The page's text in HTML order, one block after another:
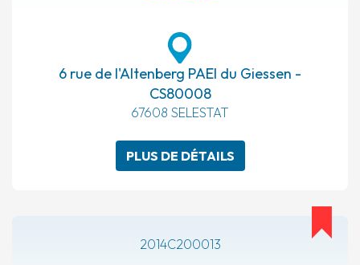
6 rue de l'Altenberg PAEI du Giessen -
CS80008
67608 SELESTAT
PLUS DE DÉTAILS
2014C200013